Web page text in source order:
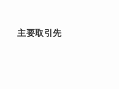
主要取引先